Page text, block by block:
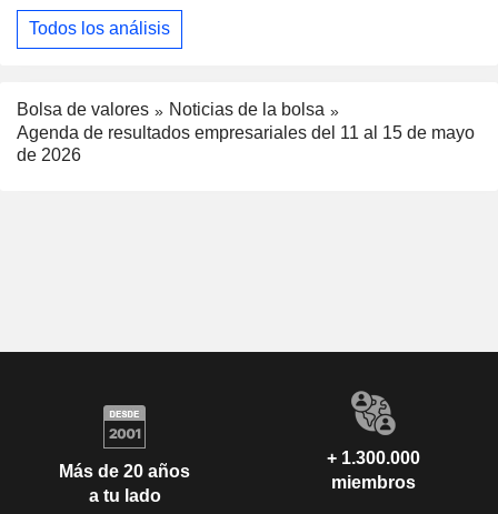
Todos los análisis
Bolsa de valores
Noticias de la bolsa
Agenda de resultados empresariales del 11 al 15 de mayo
de 2026
Más de 20 años
a tu lado
+ 1.300.000
miembros